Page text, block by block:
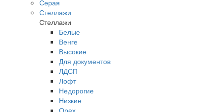
Серая
Стеллажи
Стеллажи
Белые
Венге
Высокие
Для документов
ЛДСП
Лофт
Недорогие
Низкие